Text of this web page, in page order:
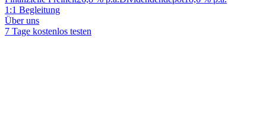
1:1 Begleitung
Über uns
7 Tage kostenlos testen